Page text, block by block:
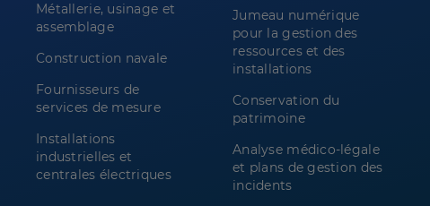
Métallerie, usinage et
assemblage
Construction navale
Fournisseurs de
services de mesure
Installations
industrielles et
centrales électriques
Jumeau numérique
pour la gestion des
ressources et des
installations
Conservation du
patrimoine
Analyse médico-légale
et plans de gestion des
incidents